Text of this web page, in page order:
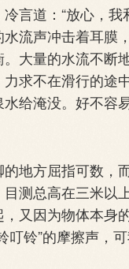
道：“放心，我
流声冲击着耳膜
大量的水流不断
求不在滑行的途
给淹没。好不容
地方屈指可数，
测总高在三米以
又因为物体本身
铃”的摩擦声，